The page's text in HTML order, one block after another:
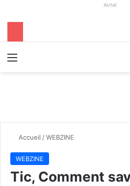
Airtel
Accueil /WEBZINE
WEBZINE
Tic, Comment